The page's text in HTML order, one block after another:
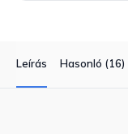
Leírás Hasonló (16)